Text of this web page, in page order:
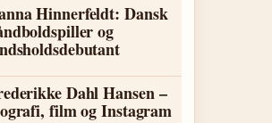
Hinnerfeldt: Dansk
og
Dahl Hansen –
film og Instagram